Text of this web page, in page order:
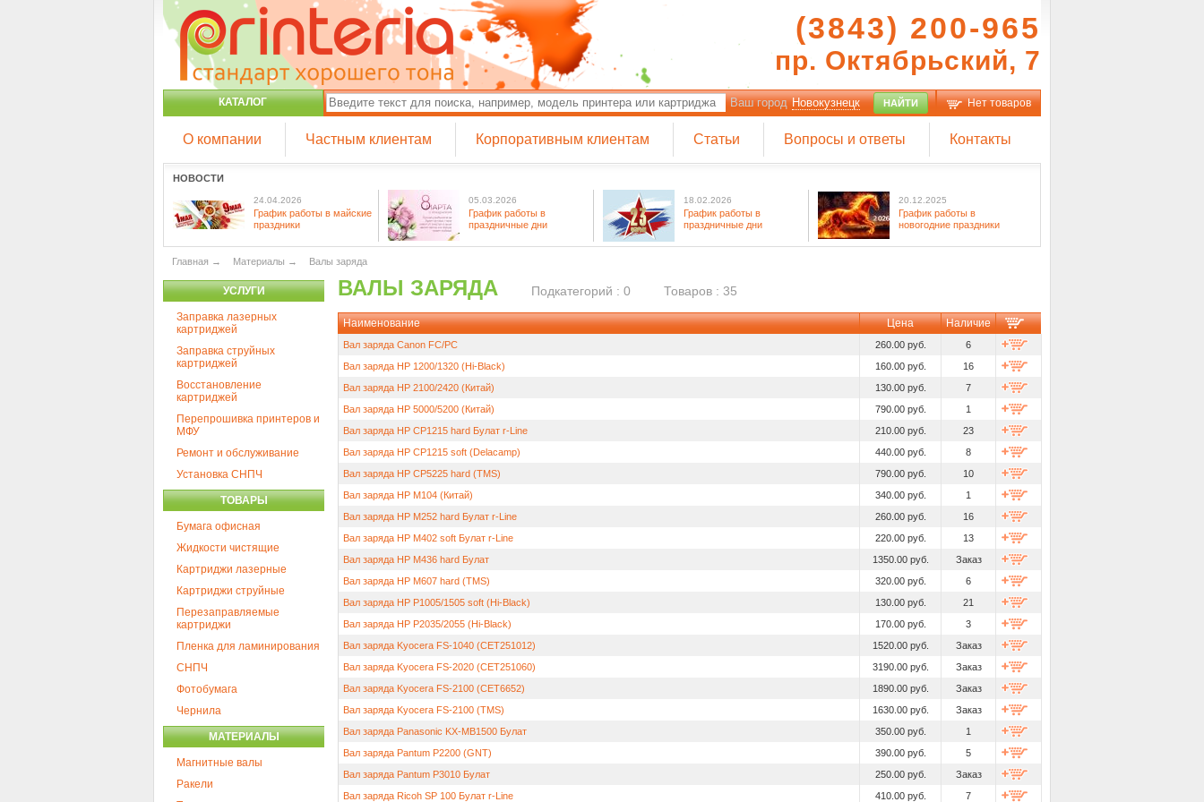
(3843) 200-965
пр. Октябрьский, 7
КАТАЛОГ Ваш город Новокузнецк НАЙТИ Нет товаров
О компании Частным клиентам Корпоративным клиентам Статьи Вопросы и ответы Контакты
НОВОСТИ
24.04.2026
График работы в майские
праздники
05.03.2026
График работы в
праздничные дни
18.02.2026
График работы в
праздничные дни
20.12.2025
График работы в
новогодние праздники
Главная → Материалы → Валы заряда
УСЛУГИ
Заправка лазерных
картриджей
Заправка струйных
картриджей
Восстановление
картриджей
Перепрошивка принтеров и
МФУ
Ремонт и обслуживание
Установка СНПЧ
ТОВАРЫ
Бумага офисная
Жидкости чистящие
Картриджи лазерные
Картриджи струйные
Перезаправляемые
картриджи
Пленка для ламинирования
СНПЧ
Фотобумага
Чернила
МАТЕРИАЛЫ
Магнитные валы
Ракели
ВАЛЫ ЗАРЯДА Подкатегорий : 0 Товаров : 35
Наименование Цена Наличие
Вал заряда Canon FC/PC 260.00 руб.
6
Вал заряда HP 1200/1320 (Hi-Black)
160.00 руб.
16
Вал заряда HP 2100/2420 (Китай)
130.00 руб.
7
Вал заряда HP 5000/5200 (Китай)
790.00 руб.
1
Вал заряда HP CP1215 hard Булат r-Line
210.00 руб.
23
Вал заряда HP CP1215 soft (Delacamp)
440.00 руб.
8
Вал заряда HP CP5225 hard (TMS)
790.00 руб.
10
Вал заряда HP M104 (Китай)
340.00 руб.
1
Вал заряда HP M252 hard Булат r-Line
260.00 руб.
16
Вал заряда HP M402 soft Булат r-Line
220.00 руб.
13
Вал заряда HP M436 hard Булат
1350.00 руб.
Заказ
Вал заряда HP M607 hard (TMS)
320.00 руб.
6
Вал заряда HP P1005/1505 soft (Hi-Black)
130.00 руб.
21
Вал заряда HP P2035/2055 (Hi-Black)
170.00 руб.
3
Вал заряда Kyocera FS-1040 (CET251012)
1520.00 руб.
Заказ
Вал заряда Kyocera FS-2020 (CET251060)
3190.00 руб.
Заказ
Вал заряда Kyocera FS-2100 (CET6652)
1890.00 руб.
Заказ
Вал заряда Kyocera FS-2100 (TMS)
1630.00 руб.
Заказ
Вал заряда Panasonic KX-MB1500 Булат
350.00 руб.
1
Вал заряда Pantum P2200 (GNT)
390.00 руб.
5
Вал заряда Pantum P3010 Булат
250.00 руб.
Заказ
Вал заряда Ricoh SP 100 Булат r-Line
410.00 руб. 7